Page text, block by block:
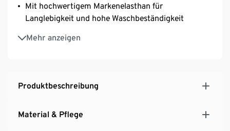
Mit hochwertigem Markenelasthan für
Langlebigkeit und hohe Waschbeständigkeit
Mehr anzeigen
Baumwollzwickel
Produktbeschreibung
Material & Pflege